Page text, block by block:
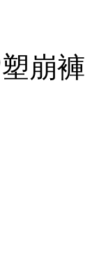
崩褲